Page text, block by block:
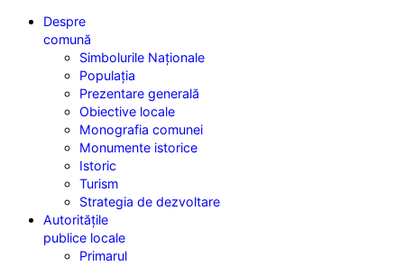
Despre
comună
Simbolurile Naționale
Populația
Prezentare generală
Obiective locale
Monografia comunei
Monumente istorice
Istoric
Turism
Strategia de dezvoltare
Autoritățile
publice locale
Primarul